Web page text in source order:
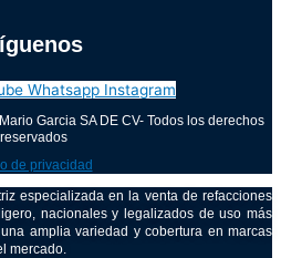
Whatsapp Instagram
Garcia SA DE CV- Todos los derechos
reservados
de privacidad
especializada en la venta de refacciones
nacionales y legalizados de uso más
amplia variedad y cobertura en marcas
mercado.